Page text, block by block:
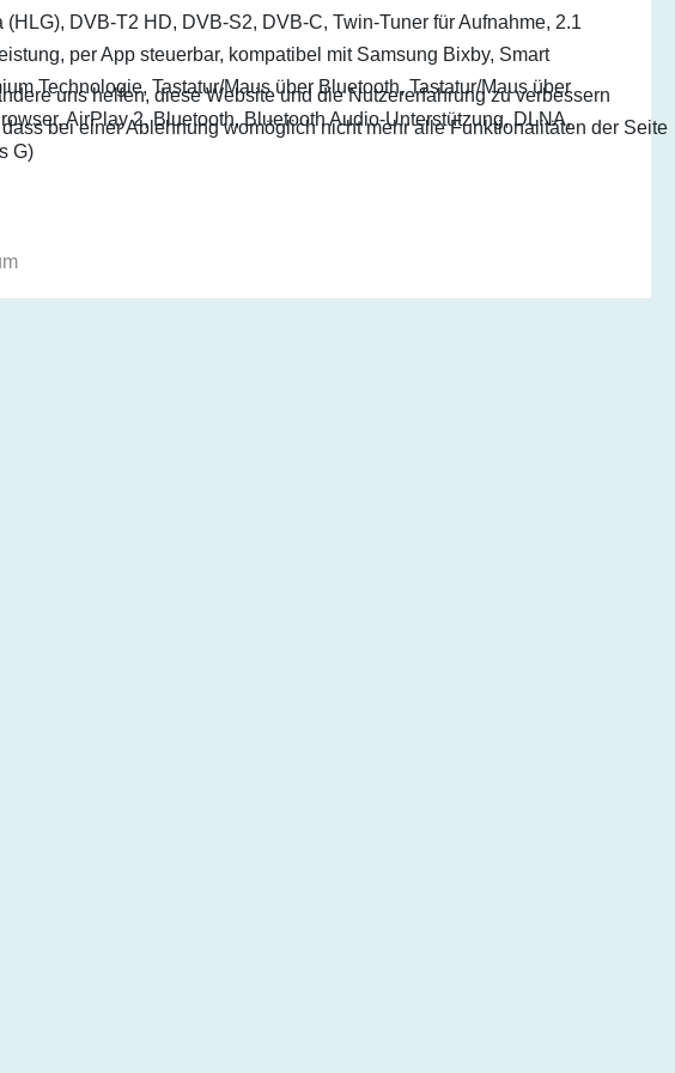
DVB-T2 HD, DVB-S2, DVB-C, Twin-Tuner für Aufnahme, 2.1
per App steuerbar, kompatibel mit Samsung Bixby, Smart
Technologie, Tastatur/Maus über Bluetooth, Tastatur/Maus über
AirPlay 2, Bluetooth, Bluetooth Audio-Unterstützung, DLNA,
G)
uns helfen, diese Website und die Nutzererfahrung zu verbessern
bei einer Ablehnung womöglich nicht mehr alle Funktionalitäten der Seite